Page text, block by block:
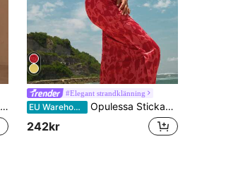
#Elegant strandklänning
EU Warehouse Opulessa Stickad Mesh Print Figursydd klänning för kvinnor
242kr